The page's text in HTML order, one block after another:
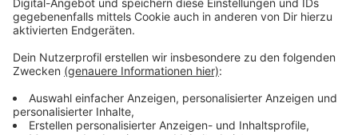
Anzeige
Weitere Infos und Links zum Thema:
Anzeige